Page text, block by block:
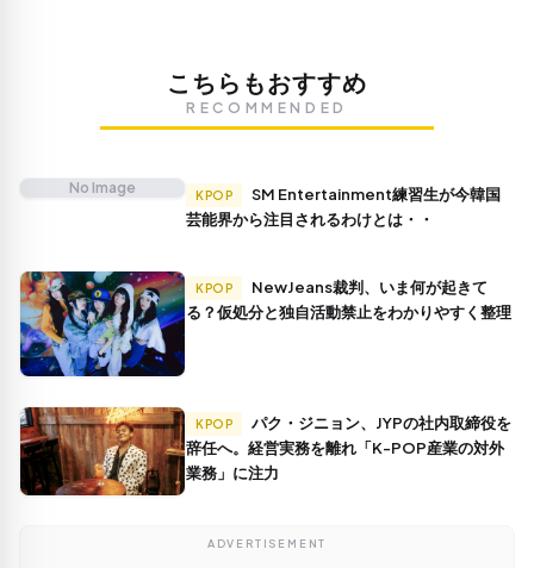
こちらもおすすめ
RECOMMENDED
No Image KPOP
芸能界から注目されるわけとは・・
KPOP
る？仮処分と独自活動禁止をわかりやすく整理
KPOP
辞任へ。経営実務を離れ「K-POP産業の対外
業務」に注力
ADVERTISEMENT